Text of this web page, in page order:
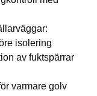
isolering
av fuktspärrar
varmare golv